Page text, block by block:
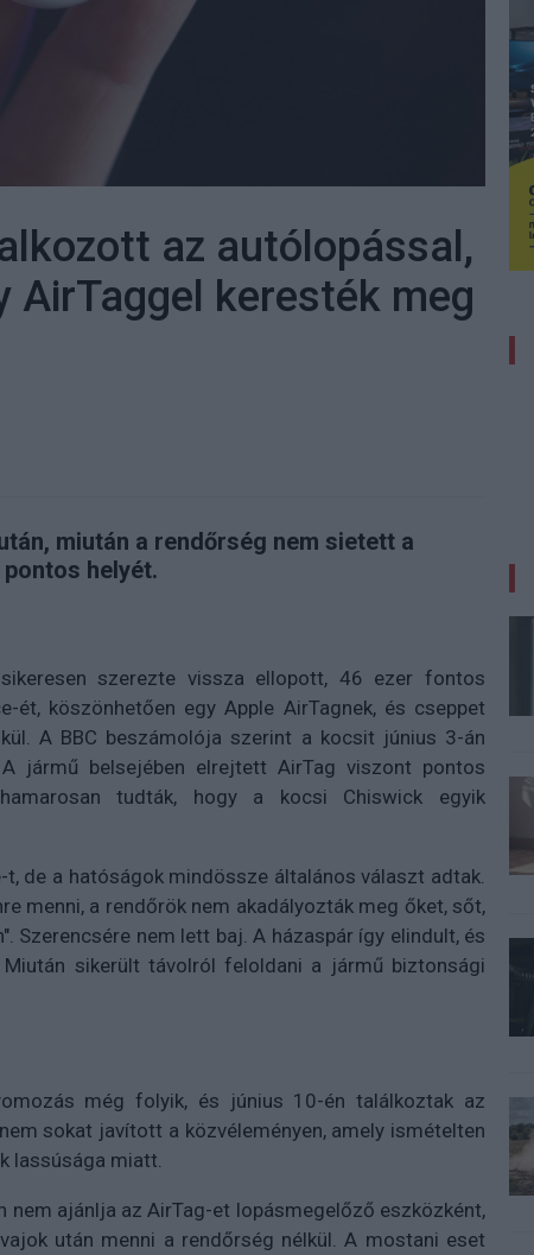
az autólopással,
AirTaggel keresték meg
miután a rendőrség nem sietett a
helyét.
szerezte vissza ellopott, 46 ezer fontos
köszönhetően egy Apple AirTagnek, és cseppet
A BBC beszámolója szerint a kocsit június 3-án
jármű belsejében elrejtett AirTag viszont pontos
tudták, hogy a kocsi Chiswick egyik
de a hatóságok mindössze általános választ adtak.
menni, a rendőrök nem akadályozták meg őket, sőt,
Szerencsére nem lett baj. A házaspár így elindult, és
sikerült távolról feloldani a jármű biztonsági
még folyik, és június 10-én találkoztak az
sokat javított a közvéleményen, amely ismételten
lassúsága miatt.
nem ajánlja az AirTag-et lopásmegelőző eszközként,
után menni a rendőrség nélkül. A mostani eset